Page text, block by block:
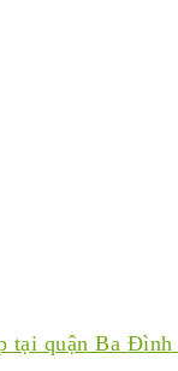
tại quận Ba